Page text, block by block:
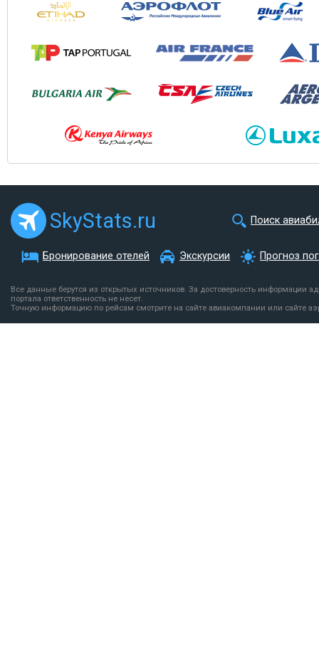
SkyStats.ru Поиск
Бронирование отелей Экскурсии Прогноз
Все данные берутся из открытых источников. За достоверность информации
портала ответственность не несет.
Точную информацию по рейсам смотрите на сайте авиакомпании или сайте